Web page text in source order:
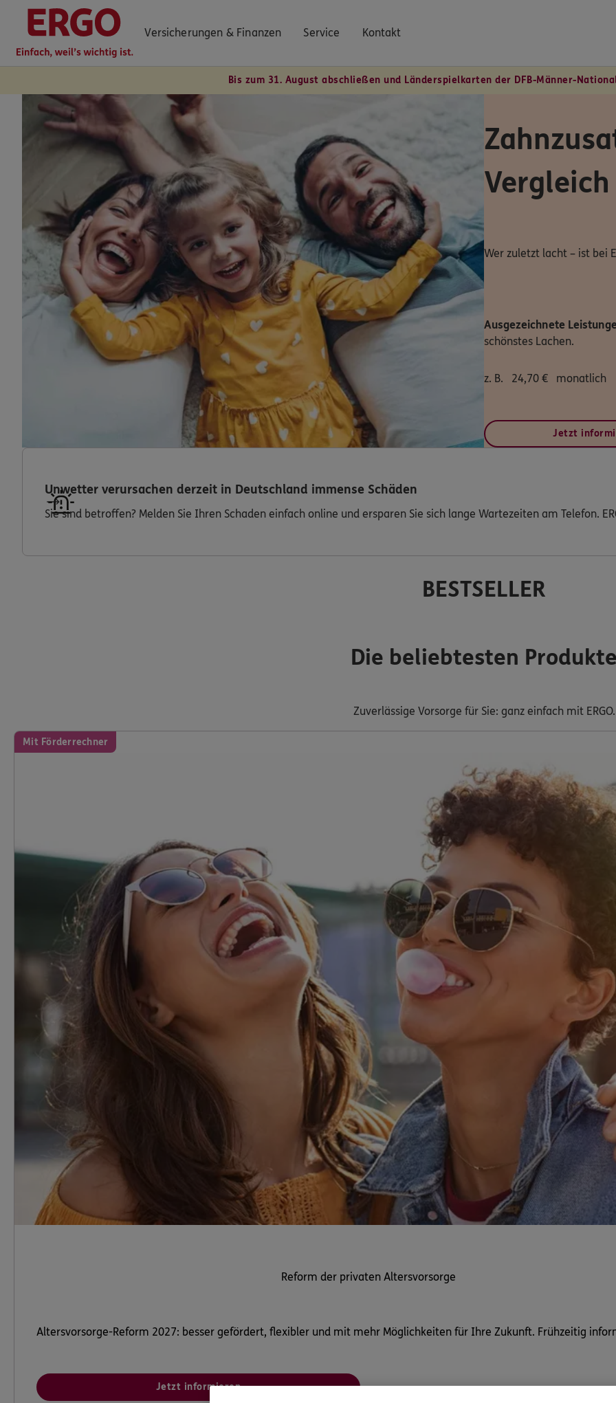
Versicherungen & Finanzen Service Kontakt
0800 / 3746 095
Mo–Sa 7–20 Uhr (gebührenfrei)
ERGO Berater finden
Kundenportal Log-in
Bis zum 31. August abschließen und Länderspielkarten der DFB-Männer-
Vergleich
Wer zuletzt lacht – ist bei
Ausgezeichnete
schönstes Lachen.
z. B. 24,70 € monatlich
Jetzt
Unwetter verursachen derzeit in Deutschland immense Schäden
Sie sind betroffen? Melden Sie Ihren Schaden einfach online und ersparen Sie sich lange Wartezeiten am Telefon.
BESTSELLER
Die beliebtesten
Zuverlässige Vorsorge für Sie: ganz einfach mit ERGO.
Mit Förderrechner
Reform der privaten Altersvorsorge
Altersvorsorge-Reform 2027: besser gefördert, flexibler und mit mehr Möglichkeiten für Ihre Zukunft. Frühzeitig
Jetzt informieren